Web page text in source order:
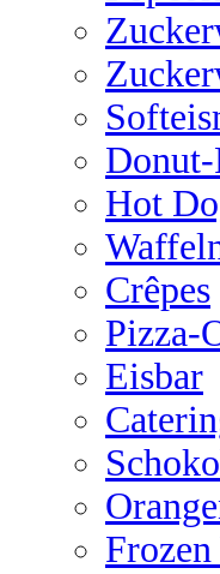
Hot
Crêpes
Pizza-
Eisbar